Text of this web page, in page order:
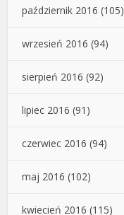
październik 2016 (105)
wrzesień 2016 (94)
sierpień 2016 (92)
lipiec 2016 (91)
czerwiec 2016 (94)
maj 2016 (102)
kwiecień 2016 (115)